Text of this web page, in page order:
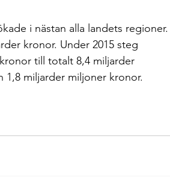
i nästan alla landets regioner.
kronor. Under 2015 steg
till totalt 8,4 miljarder
miljarder miljoner kronor.